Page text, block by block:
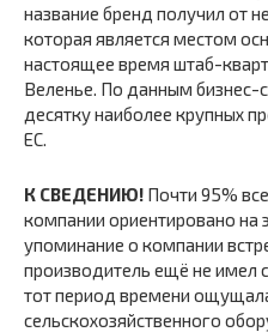
название бренд получил от
которая является местом
настоящее время штаб-
Веленье. По данным бизнес-
десятку наиболее крупных
ЕС.
К СВЕДЕНИЮ! Почти 95%
компании ориентировано на
упоминание о компании
производитель ещё не имел
тот период времени
сельскохозяйственного